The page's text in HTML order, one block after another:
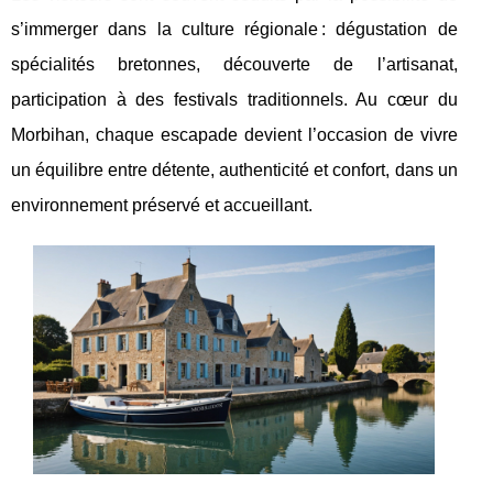
s’immerger dans la culture régionale : dégustation de
spécialités bretonnes, découverte de l’artisanat,
participation à des festivals traditionnels. Au cœur du
Morbihan, chaque escapade devient l’occasion de vivre
un équilibre entre détente, authenticité et confort, dans un
environnement préservé et accueillant.